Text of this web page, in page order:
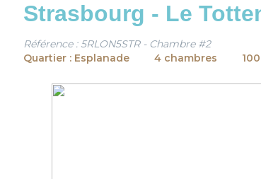
Strasbourg - Le
Référence : 5RLON5STR - Chambre #2
Quartier : Esplanade
4 chambres